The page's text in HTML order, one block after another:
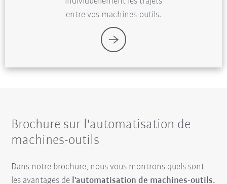
entre vos machines-outils.
Brochure sur l'automatisation de
machines-outils
Dans notre brochure, nous vous montrons quels sont
les avantages de l'automatisation de machines-outils.